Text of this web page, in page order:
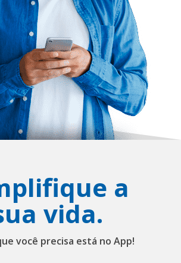
a
vida.
você precisa está no App!